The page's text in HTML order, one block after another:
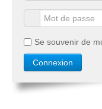
Se souvenir de